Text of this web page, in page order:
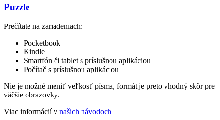
Puzzle
Prečítate na zariadeniach:
Pocketbook
Kindle
Smartfón či tablet s príslušnou aplikáciou
Počítač s príslušnou aplikáciou
Nie je možné meniť veľkosť písma, formát je preto vhodný skôr pre
väčšie obrazovky.
Viac informácií v našich návodoch